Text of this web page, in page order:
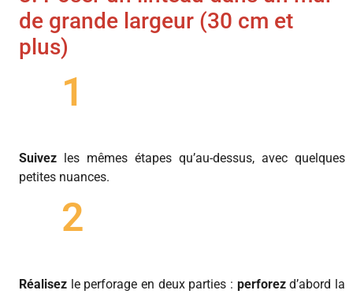
de grande largeur (30 cm et
plus)
1
Suivez les mêmes étapes qu’au-dessus, avec quelques
petites nuances.
2
Réalisez le perforage en deux parties : perforezd’abord la